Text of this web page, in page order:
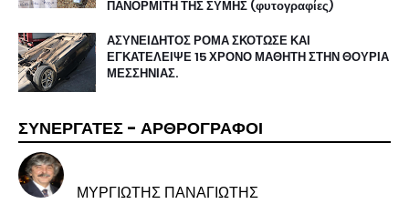
ΠΑΝΟΡΜΙΤΗ ΤΗΣ ΣΥΜΗΣ (φυτογραφίες)
ΑΣΥΝΕΙΔΗΤΟΣ ΡΟΜΑ ΣΚΟΤΩΣΕ ΚΑΙ
ΕΓΚΑΤΕΛΕΙΨΕ 15 ΧΡΟΝΟ ΜΑΘΗΤΗ ΣΤΗΝ ΘΟΥΡΙΑ
ΜΕΣΣΗΝΙΑΣ.
ΣΥΝΕΡΓΑΤΕΣ - ΑΡΘΡΟΓΡΑΦΟΙ
ΜΥΡΓΙΩΤΗΣ ΠΑΝΑΓΙΩΤΗΣ